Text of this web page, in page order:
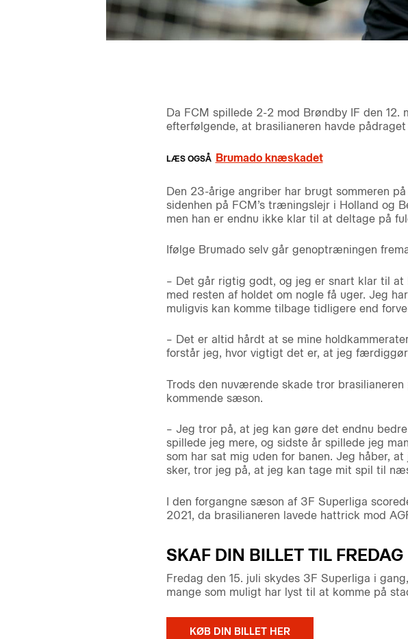
Da FCM spillede 2-2 mod Brøndby IF den
efterfølgende, at brasilianeren havde
Brumado knæskadet
Den 23-årige angriber har brugt sommeren
sidenhen på FCM’s træningslejr i Holland og
men han er endnu ikke klar til at deltage på
Ifølge Brumado selv går genoptræningen
– Det går rigtig godt, og jeg er snart klar til
med resten af holdet om nogle få uger. Jeg
muligvis kan komme tilbage tidligere end
– Det er altid hårdt at se mine
forstår jeg, hvor vigtigt det er, at jeg
Trods den nuværende skade tror
kommende sæson.
– Jeg tror på, at jeg kan gøre det endnu
spillede jeg mere, og sidste år spillede jeg
som har sat mig uden for banen. Jeg håber,
sker, tror jeg på, at jeg kan tage mit spil til
I den forgangne sæson af 3F Superliga
2021, da brasilianeren lavede hattrick mod
SKAF DIN BILLET TIL FREDAG
Fredag den 15. juli skydes 3F Superliga i
mange som muligt har lyst til at komme på
KØB DIN BILLET HER